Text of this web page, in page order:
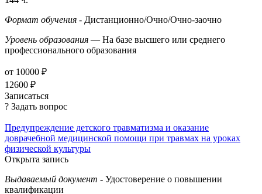
Формат обучения - Дистанционно/Очно/Очно-заочно
Уровень образования — На базе высшего или среднего
профессионального образования
от 10000 ₽
12600 ₽
Записаться
? Задать вопрос
Предупреждение детского травматизма и оказание
доврачебной медицинской помощи при травмах на уроках
физической культуры
Открыта запись
Выдаваемый документ - Удостоверение о повышении
квалификации